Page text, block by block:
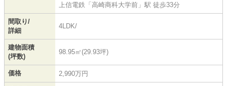
上信電鉄 「 高崎商科大学前 」駅 徒歩33分
間取り/
詳細
4LDK/
建物面積
(坪数)
98.95㎡(29.93坪)
価格 2,990万円